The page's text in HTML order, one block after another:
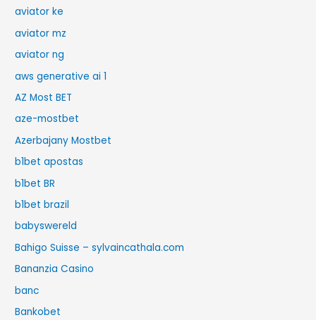
aviator ke
aviator mz
aviator ng
aws generative ai 1
AZ Most BET
aze-mostbet
Azerbajany Mostbet
b1bet apostas
b1bet BR
b1bet brazil
babyswereld
Bahigo Suisse – sylvaincathala.com
Bananzia Casino
banc
Bankobet